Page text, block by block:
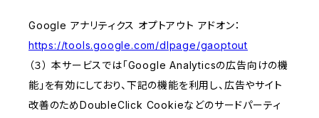
Google アナリティクス オプトアウト アドオン：
https://tools.google.com/dlpage/gaoptout
（３） 本サービスでは「Google Analyticsの広告向けの機
能」を有効にしており、下記の機能を利用し、広告やサイト
改善のためDoubleClick Cookieなどのサードパーティ